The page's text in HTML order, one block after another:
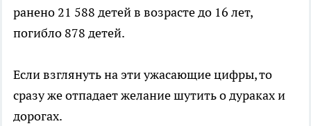
ранено 21 588 детей в возрасте до 16 лет,
погибло 878 детей.
Если взглянуть на эти ужасающие цифры, то
сразу же отпадает желание шутить о дураках и
дорогах.